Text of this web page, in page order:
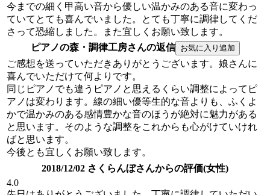
今までの細く甲高い音から優しい温かみのある音に変わっ
ていてとても喜んでいました。とても丁寧に調律してくだ
さって恐縮しました。また宜しくお願い致します。
ピアノの森・調律工房さんの返信
ご感想を送っていただきありがとうございます。娘さんに
喜んでいただけて何よりです。
同じピアノでも違うピアノと思えるくらい調整によってピ
アノは変わります。線の細い優等生的な音よりも、ふくよ
かで温かみのある感情豊かな音のほうが絶対に魅力がある
と思います。そのような調整をこれからも心がけていけれ
ばと思います。
今後とも宜しくお願い致します。
2018/12/02 さくらんぼさんからの評価(女性)
4.0